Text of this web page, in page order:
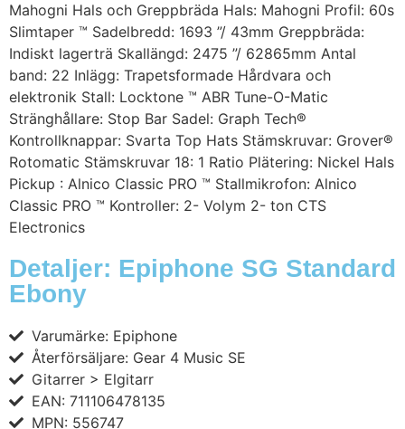
Mahogni Hals och Greppbräda Hals: Mahogni Profil: 60s
Slimtaper ™ Sadelbredd: 1693 ”/ 43mm Greppbräda:
Indiskt lagerträ Skallängd: 2475 ”/ 62865mm Antal
band: 22 Inlägg: Trapetsformade Hårdvara och
elektronik Stall: Locktone ™ ABR Tune-O-Matic
Stränghållare: Stop Bar Sadel: Graph Tech®
Kontrollknappar: Svarta Top Hats Stämskruvar: Grover®
Rotomatic Stämskruvar 18: 1 Ratio Plätering: Nickel Hals
Pickup : Alnico Classic PRO ™ Stallmikrofon: Alnico
Classic PRO ™ Kontroller: 2- Volym 2- ton CTS
Electronics
Detaljer: Epiphone SG Standard
Ebony
Varumärke: Epiphone
Återförsäljare: Gear 4 Music SE
Gitarrer > Elgitarr
EAN: 711106478135
MPN: 556747